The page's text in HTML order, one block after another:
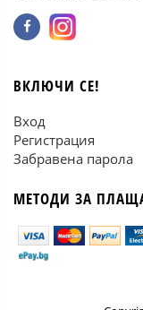
ВКЛЮЧИ СЕ!
Вход
Регистрация
Забравена парола
МЕТОДИ ЗА